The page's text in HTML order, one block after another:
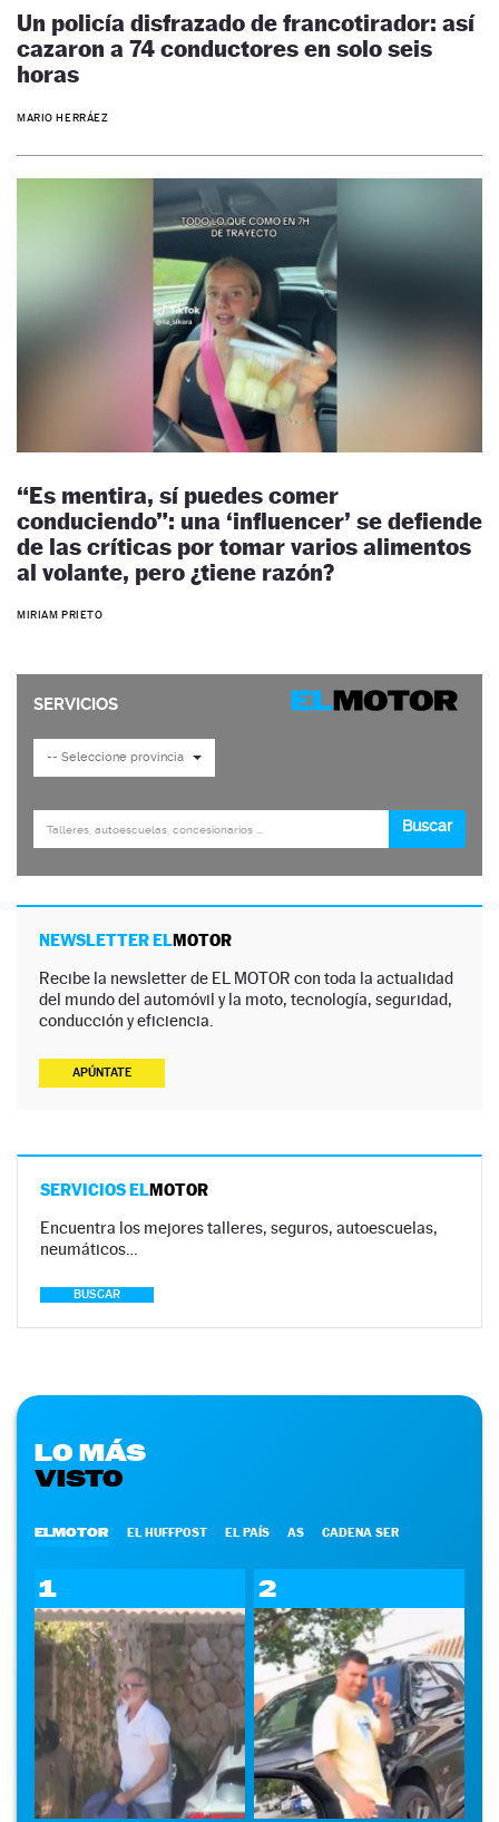
Un policía disfrazado de francotirador: así
cazaron a 74 conductores en solo seis
horas
MARIO HERRÁEZ
“Es mentira, sí puedes comer
conduciendo”: una ‘influencer’ se defiende
de las críticas por tomar varios alimentos
al volante, pero ¿tiene razón?
MIRIAM PRIETO
NEWSLETTER ELMOTOR
Recibe la newsletter de EL MOTOR con toda la actualidad
del mundo del automóvil y la moto, tecnología, seguridad,
conducción y eficiencia.
APÚNTATE
SERVICIOS ELMOTOR
Encuentra los mejores talleres, seguros, autoescuelas,
neumáticos…
BUSCAR
LO MÁS
VISTO
ELMOTOR EL HUFFPOST EL PAÍS AS CADENA SER
1 2